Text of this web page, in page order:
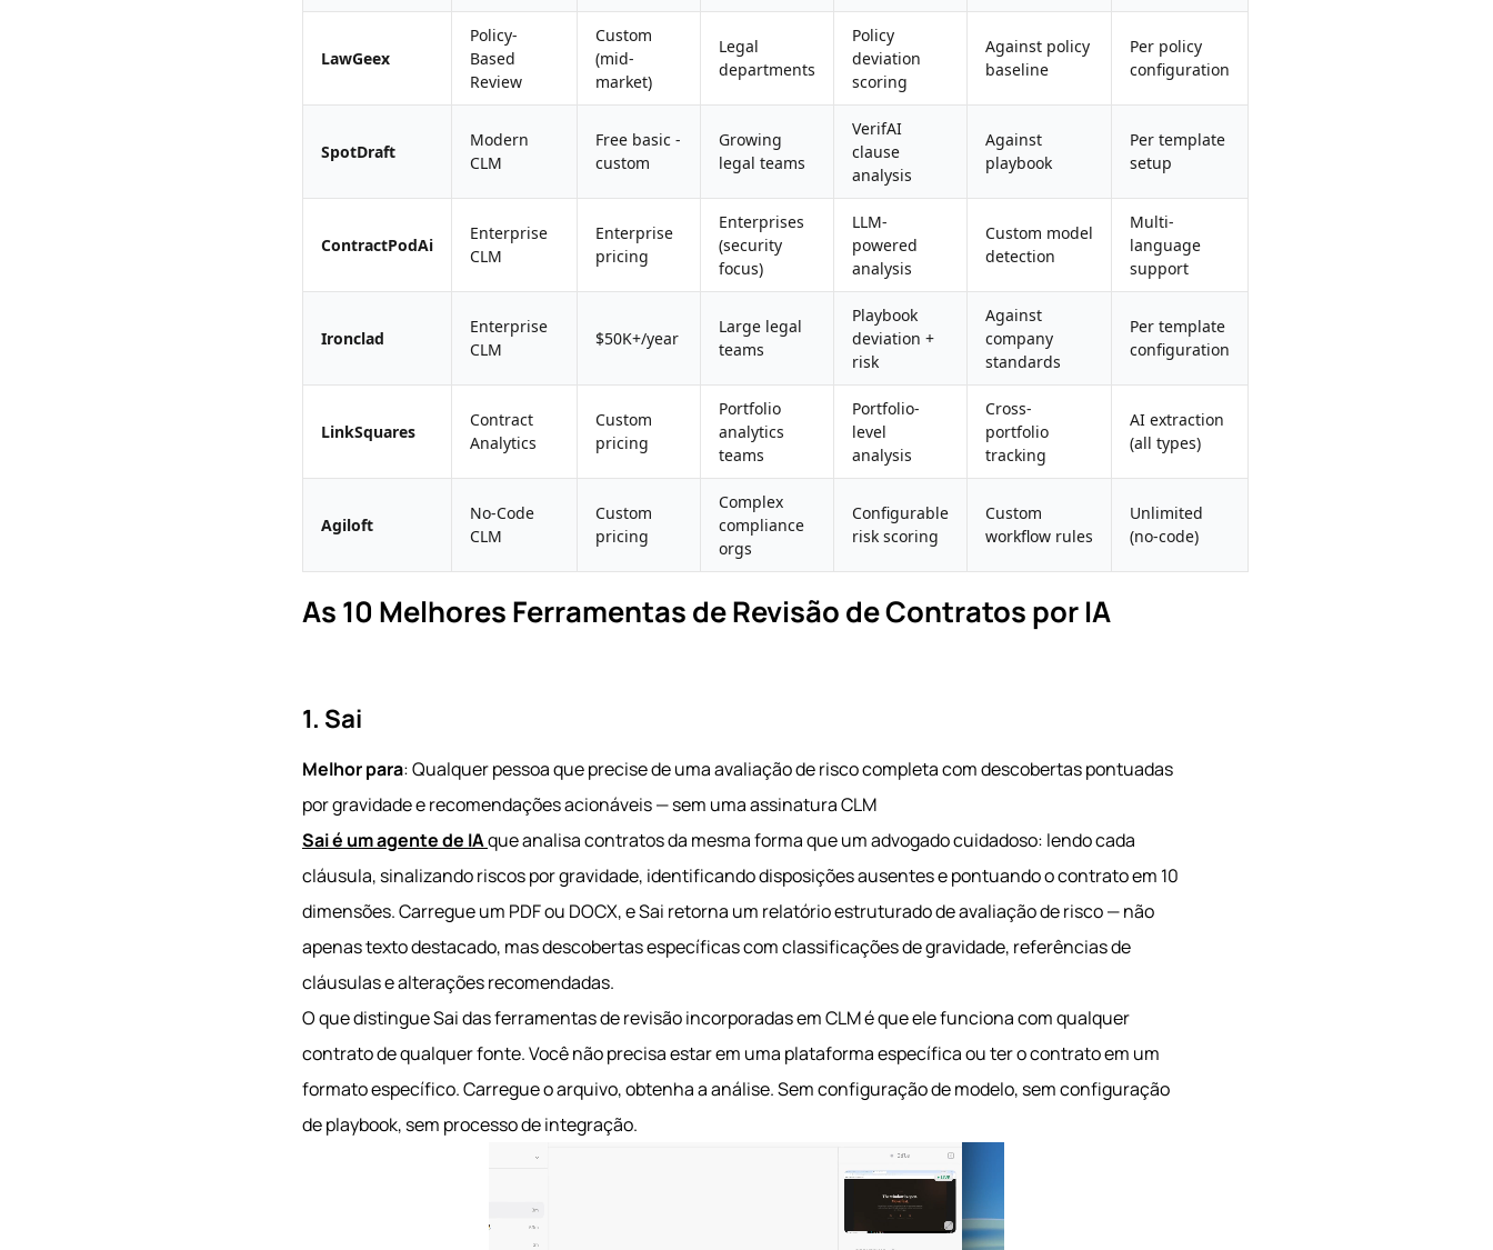
LawGeex
Policy-
Based
Review
Custom
(mid-
market)
Legal
departments
Policy
deviation
scoring
Against policy
baseline
Per policy
configuration
SpotDraft
Modern
CLM
Free basic -
custom
Growing
legal teams
VerifAI
clause
analysis
Against
playbook
Per template
setup
ContractPodAi
Enterprise
CLM
Enterprise
pricing
Enterprises
(security
focus)
LLM-
powered
analysis
Custom model
detection
Multi-
language
support
Ironclad
Enterprise
CLM
$50K+/year
Large legal
teams
Playbook
deviation +
risk
Against
company
standards
Per template
configuration
LinkSquares
Contract
Analytics
Custom
pricing
Portfolio
analytics
teams
Portfolio-
level
analysis
Cross-
portfolio
tracking
AI extraction
(all types)
Agiloft
No-Code
CLM
Custom
pricing
Complex
compliance
orgs
Configurable
risk scoring
Custom
workflow rules
Unlimited
(no-code)
As 10 Melhores Ferramentas de Revisão de Contratos por IA
1. Sai
Melhor para: Qualquer pessoa que precise de uma avaliação de risco completa com descobertas pontuadas
por gravidade e recomendações acionáveis — sem uma assinatura CLM
Sai é um agente de IAque analisa contratos da mesma forma que um advogado cuidadoso: lendo cada
cláusula, sinalizando riscos por gravidade, identificando disposições ausentes e pontuando o contrato em 10
dimensões. Carregue um PDF ou DOCX, e Sai retorna um relatório estruturado de avaliação de risco — não
apenas texto destacado, mas descobertas específicas com classificações de gravidade, referências de
cláusulas e alterações recomendadas.
O que distingue Sai das ferramentas de revisão incorporadas em CLM é que ele funciona com qualquer
contrato de qualquer fonte. Você não precisa estar em uma plataforma específica ou ter o contrato em um
formato específico. Carregue o arquivo, obtenha a análise. Sem configuração de modelo, sem configuração
de playbook, sem processo de integração.